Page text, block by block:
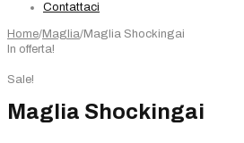
Contattaci
Home/Maglia/Maglia Shockingai
In offerta!
Sale!
Maglia Shockingai